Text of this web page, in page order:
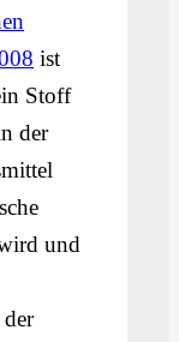
ist
Stoff
der
und